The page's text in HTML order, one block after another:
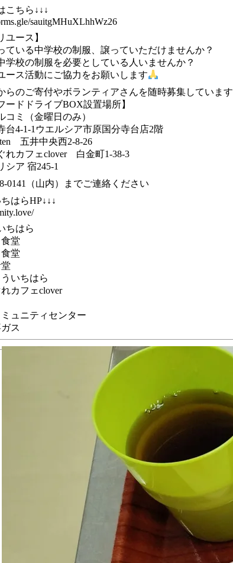
こちら↓↓↓
sauitgMHuXLhhWz26
ユース】
ている中学校の制服、譲っていただけませんか？
学校の制服を必要としている人いませんか？
ース活動にご協力をお願いします
らのご寄付やボランティアさんを随時募集しています
ードドライブBOX設置場所】
コミ（金曜日のみ）
台4-1-1ウエルシア市原国分寺台店2階
五井中央西2-8-26
れカフェclover 白金町1-38-3
シア 宿245-1
0141（山内）までご連絡ください
はらHP↓↓↓
ちはら
堂
堂
いちはら
カフェclover
ュニティセンター
ス